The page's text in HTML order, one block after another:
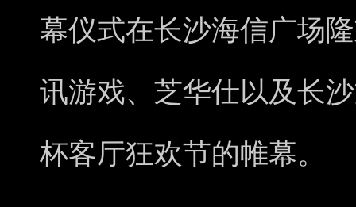
幕仪式在长沙海信广场
讯游戏、芝华仕以及长
杯客厅狂欢节的帷幕。